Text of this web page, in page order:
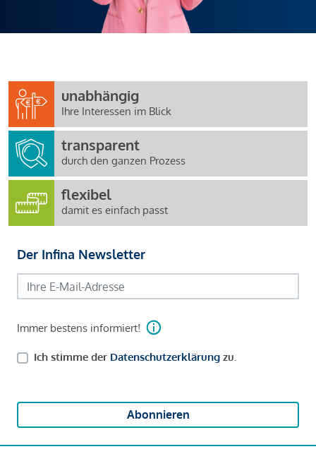
unabhängig
Ihre Interessen im Blick
transparent
durch den ganzen Prozess
flexibel
damit es einfach passt
Der Infina Newsletter
Immer bestens informiert!
Ich stimme der Datenschutzerklärung zu.
Abonnieren